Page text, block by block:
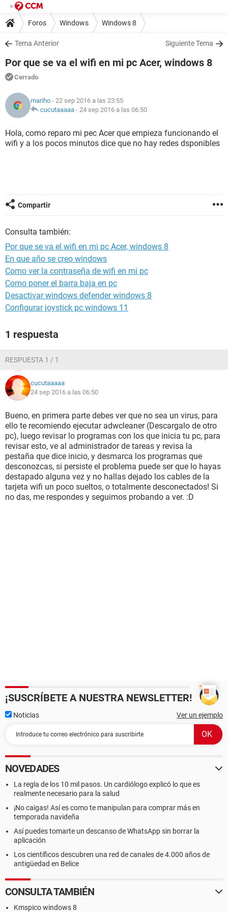
Foros Windows Windows 8
Tema Anterior Siguiente Tema
Por que se va el wifi en mi pc Acer, windows 8
Cerrado
mariho - 22 sep 2016 a las 23:55
cucutaaaaa - 24 sep 2016 a las 06:50
Hola, como reparo mi pec Acer que empieza funcionando el
wifi y a los pocos minutos dice que no hay redes dsponibles
Compartir
Consulta también:
Por que se va el wifi en mi pc Acer, windows 8
En que año se creo windows
Como ver la contraseña de wifi en mi pc
Como poner el barra baja en pc
Desactivar windows defender windows 8
Configurar joystick pc windows 11
1 respuesta
RESPUESTA 1 / 1
cucutaaaaa
24 sep 2016 a las 06:50
Bueno, en primera parte debes ver que no sea un virus, para
ello te recomiendo ejecutar adwcleaner (Descargalo de otro
pc), luego revisar lo programas con los que inicia tu pc, para
revisar esto, ve al administrador de tareas y revisa la
pestaña que dice inicio, y desmarca los programas que
desconozcas, si persiste el problema puede ser que lo hayas
destapado alguna vez y no hallas dejado los cables de la
tarjeta wifi un poco sueltos, o totalmente desconectados! Si
no das, me respondes y seguimos probando a ver. :D
¡SUSCRÍBETE A NUESTRA NEWSLETTER!
Noticias Ver un ejemplo
NOVEDADES
La regla de los 10 mil pasos. Un cardiólogo explicó lo que es
realmente necesario para la salud
¡No caigas! Así es como te manipulan para comprar más en
temporada navideña
Así puedes tomarte un descanso de WhatsApp sin borrar la
aplicación
Los científicos descubren una red de canales de 4.000 años de
antigüedad en Belice
CONSULTA TAMBIÉN
Kmspico windows 8